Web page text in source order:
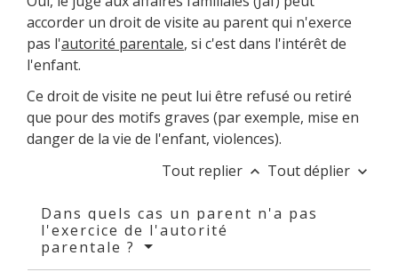
accorder un droit de visite au parent qui n'exerce
pas l'autorité parentale, si c'est dans l'intérêt de
l'enfant.
Ce droit de visite ne peut lui être refusé ou retiré
que pour des motifs graves (par exemple, mise en
danger de la vie de l'enfant, violences).
Tout replier keyboard_arrow_up Tout déplier keyboard_arrow_down
Dans quels cas un parent n'a pas
l'exercice de l'autorité
parentale ?